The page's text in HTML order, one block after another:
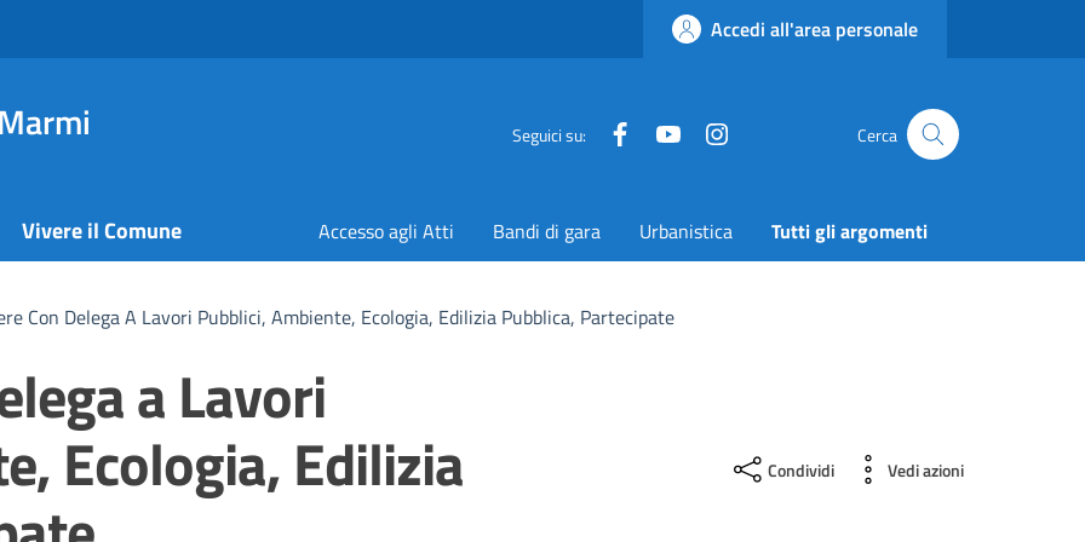
Accedi all'area personale
Seguici su: FacebookYouTube Cerca
Vivere il Comune Accesso agli Atti Bandi di gara Urbanistica Tutti gli argomenti
Con Delega A Lavori Pubblici, Ambiente, Ecologia, Edilizia Pubblica, Partecipate
a Lavori
Ecologia, Edilizia Condividi Vedi azioni